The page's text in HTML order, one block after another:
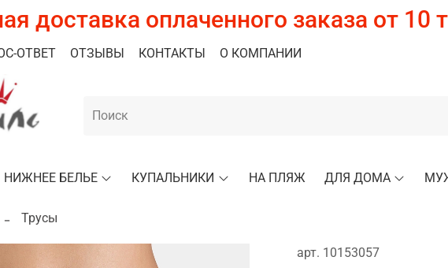
доставка оплаченного заказа от 10
ОТВЕТ ОТЗЫВЫ КОНТАКТЫ О КОМПАНИИ
НИЖНЕЕ БЕЛЬЕ КУПАЛЬНИКИ НА ПЛЯЖ ДЛЯ ДОМА
Трусы
арт. 10153057